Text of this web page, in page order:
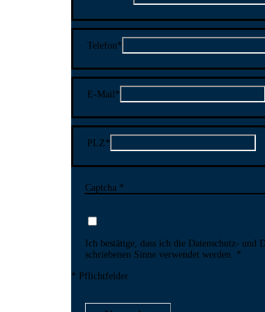
Telefon*
E-Mail*
PLZ*
Captcha *
Ich bestätige, dass ich die Datenschutz- und
schriebenen Sinne ver­wendet werden.
* Pflichtfelder